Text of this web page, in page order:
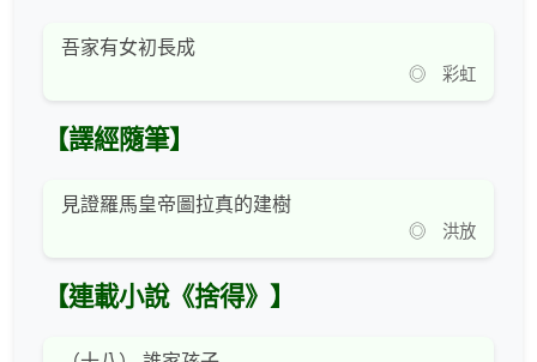
吾家有女初長成
◎ 彩虹
【譯經隨筆】
見證羅馬皇帝圖拉真的建樹
◎ 洪放
【連載小說《捨得》】